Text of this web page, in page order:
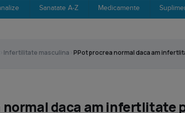
Sanatate A-Z Medicamente
Infertilitate masculina PPot procrea normal daca am
normal daca am infertlitate